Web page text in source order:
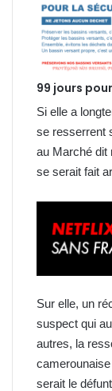
99 jours
Si elle a
se resserrent
au Marché dit
se serait fait
Sur elle, un
suspect qui
autres, la
serait le